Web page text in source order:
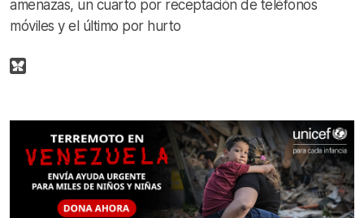
amenazas, un cuarto por receptación de teléfonos
móviles y el último por hurto